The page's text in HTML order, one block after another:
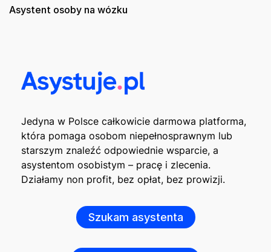
Asystent osoby na wózku
Jedyna w Polsce całkowicie darmowa platforma,
która pomaga osobom niepełnosprawnym lub
starszym znaleźć odpowiednie wsparcie, a
asystentom osobistym – pracę i zlecenia.
Działamy non profit, bez opłat, bez prowizji.
Szukam asystenta